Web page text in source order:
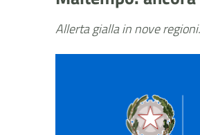
Allerta gialla in nove